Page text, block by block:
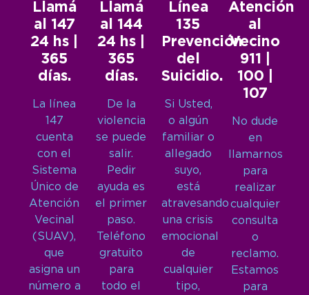
Llamá
al 147
24 hs |
365
días.
La línea
147
cuenta
con el
Sistema
Único de
Atención
Vecinal
(SUAV),
que
asigna un
número a
Llamá
al 144
24 hs |
365
días.
De la
violencia
se puede
salir.
Pedir
ayuda es
el primer
paso.
Teléfono
gratuito
para
todo el
Línea
135
Prevención
del
Suicidio.
Si Usted,
o algún
familiar o
allegado
suyo,
está
atravesando
una crisis
emocional
de
cualquier
tipo,
Atención
al
Vecino
911 |
100 |
107
No dude
en
llamarnos
para
realizar
cualquier
consulta
o
reclamo.
Estamos
para